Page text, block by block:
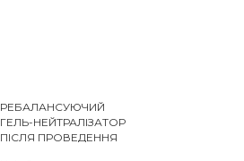
РЕБАЛАНСУЮЧИЙ
ГЕЛЬ-НЕЙТРАЛІЗАТОР
ПІСЛЯ ПРОВЕДЕННЯ